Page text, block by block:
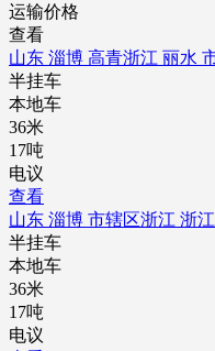
运输价格
查看
山东 淄博 高青浙江 丽水
半挂车
本地车
36米
17吨
电议
查看
山东 淄博 市辖区浙江 浙
半挂车
本地车
36米
17吨
电议